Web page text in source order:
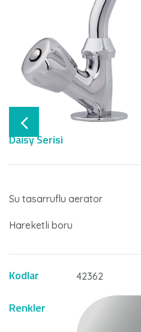
Daisy Serisi
Su tasarruflu aerator
Hareketli boru
Kodlar 42362
Renkler